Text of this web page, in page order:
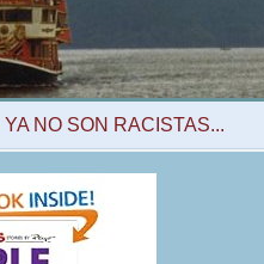
NO SON RACISTAS...